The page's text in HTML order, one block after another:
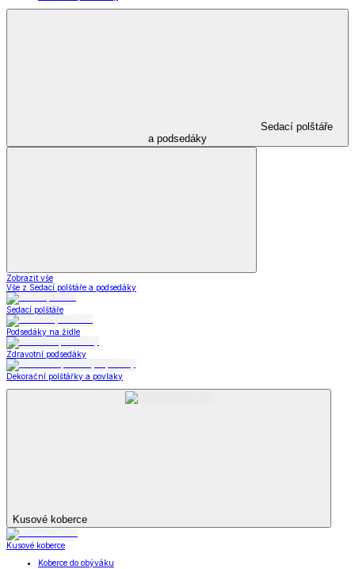
Sedací polštáře
a podsedáky
Zobrazit vše
Vše z Sedací polštáře a podsedáky
Sedací polštáře
Podsedáky na židle
Zdravotní podsedáky
Dekorační polštářky a povlaky
Kusové koberce
Kusové koberce
Koberce do obýváku